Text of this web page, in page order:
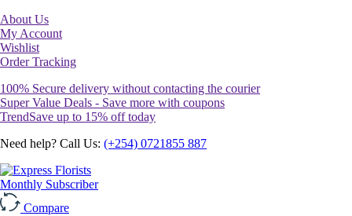
About Us
My Account
Wishlist
Order Tracking
100% Secure delivery without contacting the courier
Super Value Deals - Save more with coupons
TrendSave up to 15% off today
Need help? Call Us: (+254) 0721855 887
Monthly Subscriber
Compare